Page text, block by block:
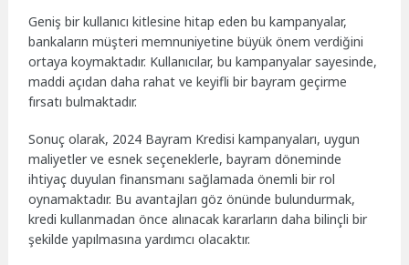
Geniş bir kullanıcı kitlesine hitap eden bu kampanyalar,
bankaların müşteri memnuniyetine büyük önem verdiğini
ortaya koymaktadır. Kullanıcılar, bu kampanyalar sayesinde,
maddi açıdan daha rahat ve keyifli bir bayram geçirme
fırsatı bulmaktadır.
Sonuç olarak, 2024 Bayram Kredisi kampanyaları, uygun
maliyetler ve esnek seçeneklerle, bayram döneminde
ihtiyaç duyulan finansmanı sağlamada önemli bir rol
oynamaktadır. Bu avantajları göz önünde bulundurmak,
kredi kullanmadan önce alınacak kararların daha bilinçli bir
şekilde yapılmasına yardımcı olacaktır.